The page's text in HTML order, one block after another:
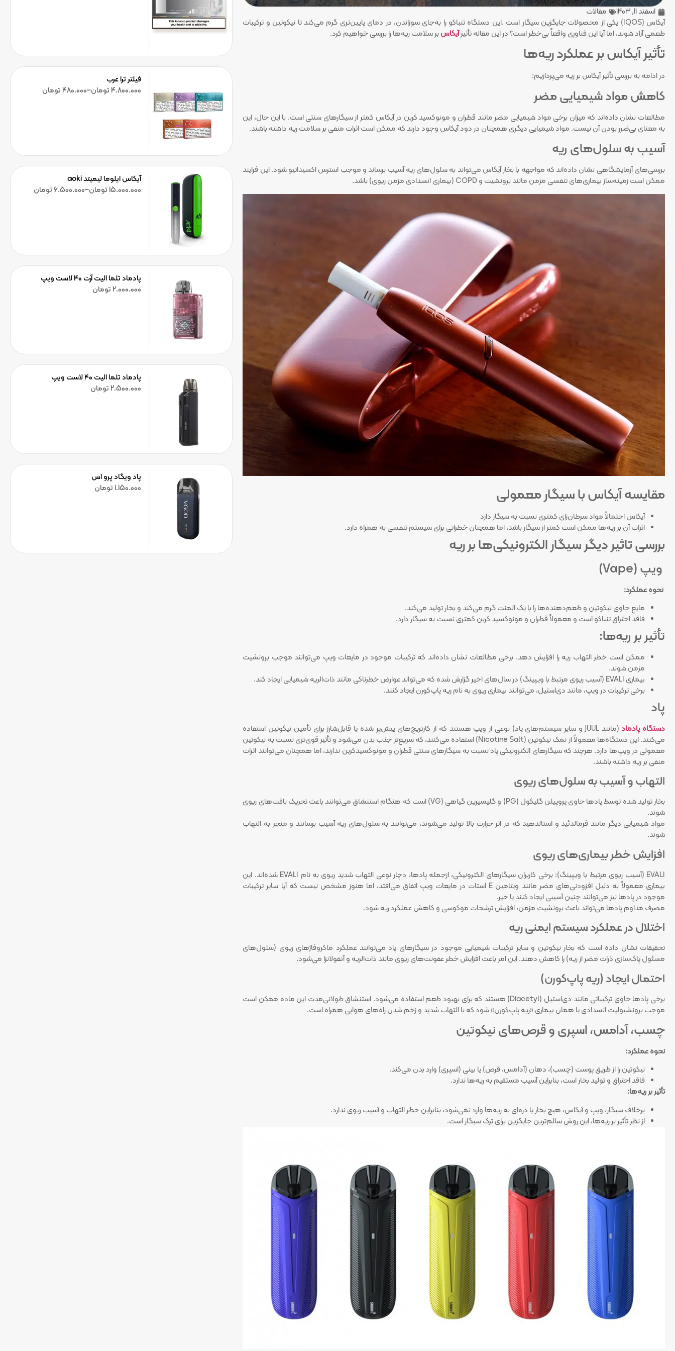
اسفند 11, 1403
مقالات
آیکاس (IQOS) یکی از محصولات جایگزین سیگار است .این دستگاه تنباکو را به‌جای سوزاندن، در دمای پایین‌تری گرم می‌کند تا نیکوتین و ترکیبات
طعمی آزاد شوند، اما آیا این فناوری واقعاً بی‌خطر است؟ در این مقاله تأثیرآیکاسبر سلامت ریه‌ها را بررسی خواهیم کرد.
تأثیر آیکاس بر عملکرد ریه‌ها
در ادامه به بررسی تأثیر آیکاس بر ریه می‌پردازیم:
کاهش مواد شیمیایی مضر
مطالعات نشان داده‌اند که میزان برخی مواد شیمیایی مضر مانند قطران و مونوکسید کربن در آیکاس کمتر از سیگارهای سنتی است. با این حال، این
به معنای بی‌ضرر بودن آن نیست. مواد شیمیایی دیگری همچنان در دود آیکاس وجود دارند که ممکن است اثرات منفی بر سلامت ریه داشته باشند.
آسیب به سلول‌های ریه
بررسی‌های آزمایشگاهی نشان داده‌اند که مواجهه با بخار آیکاس می‌تواند به سلول‌های ریه آسیب برساند و موجب استرس اکسیداتیو شود. این فرایند
ممکن است زمینه‌ساز بیماری‌های تنفسی مزمن مانند برونشیت و COPD (بیماری انسدادی مزمن ریوی) باشد.
مقایسه آیکاس با سیگار معمولی
آیکاس احتمالاً مواد سرطان‌زای کمتری نسبت به سیگار دارد
اثرات آن بر ریه‌ها ممکن است کمتر از سیگار باشد، اما همچنان خطراتی برای سیستم تنفسی به همراه دارد.
بررسی تاثیر دیگر سیگار الکترونیکی‌ها بر ریه
ویپ (Vape)
نحوه عملکرد:
مایع حاوی نیکوتین و طعم‌دهنده‌ها را با یک المنت گرم می‌کند و بخار تولید می‌کند.
فاقد احتراق تنباکو است و معمولاً قطران و مونوکسید کربن کمتری نسبت به سیگار دارد.
تأثیر بر ریه‌ها:
ممکن است خطر التهاب ریه را افزایش دهد. برخی مطالعات نشان داده‌اند که ترکیبات موجود در مایعات ویپ می‌توانند موجب برونشیت
مزمن شوند.
بیماری EVALI (آسیب ریوی مرتبط با ویپینگ) در سال‌های اخیر گزارش شده که می‌تواند عوارض خطرناکی مانند ذات‌الریه شیمیایی ایجاد کند.
برخی ترکیبات در ویپ، مانند دی‌استیل، می‌توانند بیماری ریوی به نام ریه پاپ‌کورن ایجاد کنند.
پاد
دستگاه پادماد
(مانند JUUL و سایر سیستم‌های پاد) نوعی از ویپ هستند که از کارتریج‌های پیش‌پر شده یا قابل‌شارژ برای تأمین نیکوتین استفاده
می‌کنند. این دستگاه‌ها معمولاً از نمک نیکوتین (Nicotine Salt) استفاده می‌کنند، که سریع‌تر جذب بدن می‌شود و تأثیر قوی‌تری نسبت به نیکوتین
معمولی در ویپ‌ها دارد. هرچند که سیگارهای الکترونیکی پاد نسبت به سیگارهای سنتی قطران و مونوکسیدکربن ندارند، اما همچنان می‌توانند اثرات
منفی بر ریه داشته باشند.
التهاب و آسیب به سلول‌های ریوی
بخار تولید شده توسط پادها حاوی پروپیلن گلیکول (PG) و گلیسیرین گیاهی (VG) است که هنگام استنشاق می‌توانند باعث تحریک بافت‌های ریوی
شوند.
مواد شیمیایی دیگر مانند فرمالدئید و استالدهید که در اثر حرارت بالا تولید می‌شوند، می‌توانند به سلول‌های ریه آسیب برسانند و منجر به التهاب
شوند.
افزایش خطر بیماری‌های ریوی
EVALI (آسیب ریوی مرتبط با ویپینگ): برخی کاربران سیگارهای الکترونیکی، ازجمله پادها، دچار نوعی التهاب شدید ریوی به نام EVALI شده‌اند. این
بیماری معمولاً به دلیل افزودنی‌های مضر مانند ویتامین E استات در مایعات ویپ اتفاق می‌افتد، اما هنوز مشخص نیست که آیا سایر ترکیبات
موجود در پادها نیز می‌توانند چنین آسیبی ایجاد کنند یا خیر.
مصرف مداوم پادها می‌تواند باعث برونشیت مزمن، افزایش ترشحات موکوسی و کاهش عملکرد ریه شود.
اختلال در عملکرد سیستم ایمنی ریه
تحقیقات نشان داده است که بخار نیکوتین و سایر ترکیبات شیمیایی موجود در سیگارهای پاد می‌توانند عملکرد ماکروفاژهای ریوی (سلول‌های
مسئول پاک‌سازی ذرات مضر از ریه) را کاهش دهند. این امر باعث افزایش خطر عفونت‌های ریوی مانند ذات‌الریه و آنفولانزا می‌شود.
احتمال ایجاد (ریه پاپ‌کورن)
برخی پادها حاوی ترکیباتی مانند دی‌استیل (Diacetyl) هستند که برای بهبود طعم استفاده می‌شود. استنشاق طولانی‌مدت این ماده ممکن است
موجب برونشیولیت انسدادی یا همان بیماری «ریه پاپ‌کورن» شود که با التهاب شدید و زخم شدن راه‌های هوایی همراه است.
چسب، آدامس، اسپری و قرص‌های نیکوتین
نحوه عملکرد:
نیکوتین را از طریق پوست (چسب)، دهان (آدامس، قرص) یا بینی (اسپری) وارد بدن می‌کند.
فاقد احتراق و تولید بخار است، بنابراین آسیب مستقیم به ریه‌ها ندارد.
تأثیر بر ریه‌ها:
برخلاف سیگار، ویپ و آیکاس، هیچ بخار یا ذره‌ای به ریه‌ها وارد نمی‌شود، بنابراین خطر التهاب و آسیب ریوی ندارد.
از نظر تأثیر بر ریه‌ها، این روش سالم‌ترین جایگزین برای ترک سیگار است.
فیلتر ترا عرب
4.800.000تومان–
480.000تومان
آیکاس ایلوما لیمیتد aoki
15.000.000تومان–
6.500.000تومان
پادماد تلما الیت آرت ۴۰ لاست ویپ
2.000.000تومان
پادماد تلما الیت ۴۰ لاست ویپ
2.500.000تومان
پاد ویگاد پرو اس
1.150.000تومان